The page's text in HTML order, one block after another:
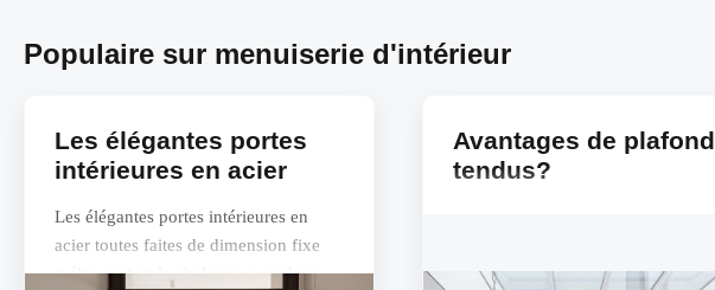
Populaire sur menuiserie d'intérieur
Les élégantes portes
intérieures en acier
Les élégantes portes intérieures en
acier toutes faites de dimension fixe
mélangent style chaleureux et classe
Avantages de plafond
tendus?